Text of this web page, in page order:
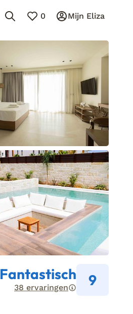
0 Mijn Eliza
Fantastisch
38 ervaringen 9